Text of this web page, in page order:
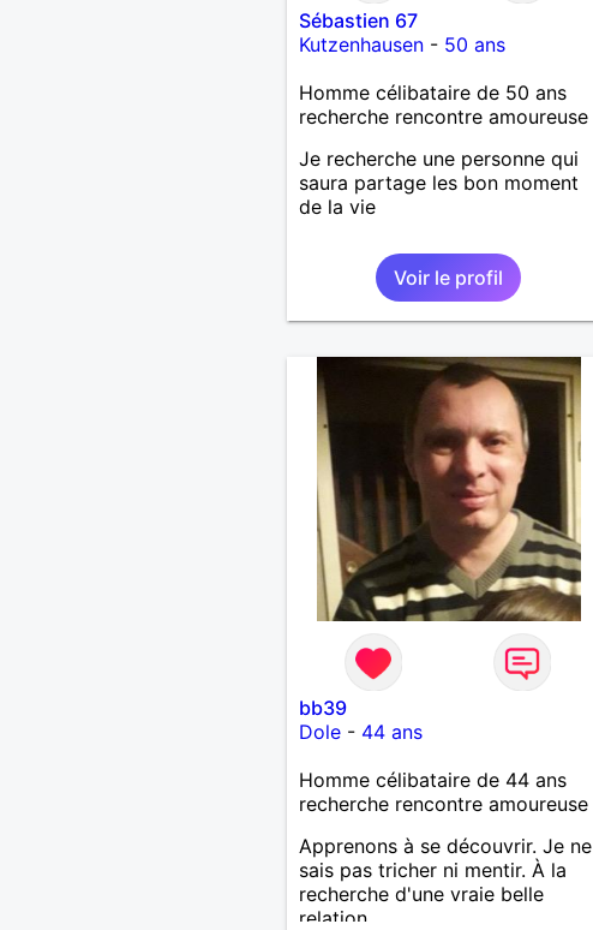
Sébastien 67
Kutzenhausen- 50 ans
Homme célibataire de 50 ans
recherche rencontre amoureuse
Je recherche une personne qui
saura partage les bon moment
de la vie
Voir le profil
bb39
Dole- 44 ans
Homme célibataire de 44 ans
recherche rencontre amoureuse
Apprenons à se découvrir. Je ne
sais pas tricher ni mentir. À la
recherche d'une vraie belle
relation